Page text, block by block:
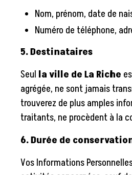
Nom, prénom, date de
Numéro de téléphone,
5.Destinataires
Seul la ville de La Riche
agrégée, ne sont jamais
trouverez de plus amples
traitants, ne procèdent à la
6.Durée de
Vos Informations